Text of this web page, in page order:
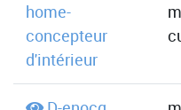
home-
concepteur
d'intérieur